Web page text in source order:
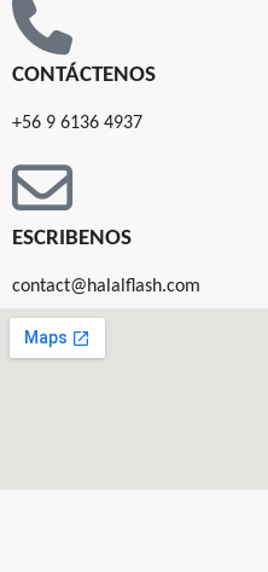
CONTÁCTENOS
+56 9 6136 4937
ESCRIBENOS
contact@halalflash.com